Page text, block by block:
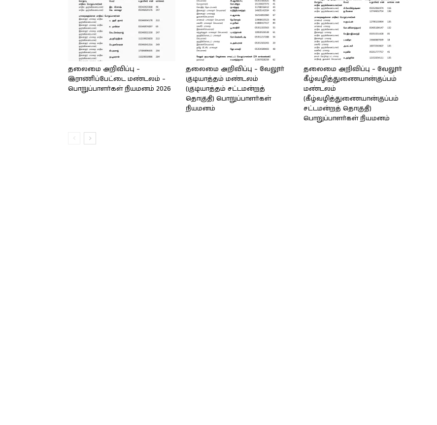
தலைமை அறிவிப்பு –
இராணிப்பேட்டை மண்டலம் –
பொறுப்பாளர்கள் நியமனம் 2026
தலைமை அறிவிப்பு – வேலூர்
குடியாத்தம் மண்டலம்
(குடியாத்தம் சட்டமன்றத்
தொகுதி) பொறுப்பாளர்கள்
நியமனம்
தலைமை அறிவிப்பு – வேலூர்
கீழ்வழித்துணையான்குப்பம்
மண்டலம்
(கீழ்வழித்துணையான்குப்பம்
சட்டமன்றத் தொகுதி)
பொறுப்பாளர்கள் நியமனம்